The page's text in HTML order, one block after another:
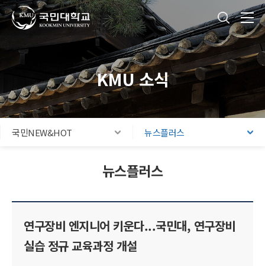
주메뉴 바로가기
본문내용 바로가기
푸터 바로가기
국민대학교
KMU 소식
국민NEW&HOT 뉴스플러스
뉴스플러스
연구장비 엔지니어 키운다...국민대, 연구장비
실습 정규 교육과정 개설